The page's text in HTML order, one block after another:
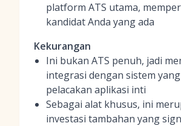
platform ATS utama,
kandidat Anda yang ada
Kekurangan
Ini bukan ATS penuh, jadi
integrasi dengan sistem
pelacakan aplikasi inti
Sebagai alat khusus, ini
investasi tambahan yang